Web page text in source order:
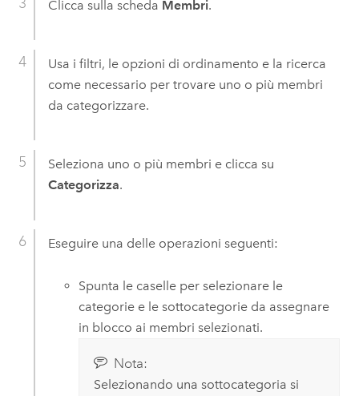
Clicca sulla scheda Membri.
Usa i filtri, le opzioni di ordinamento e la ricerca
come necessario per trovare uno o più membri
da categorizzare.
Seleziona uno o più membri e clicca su
Categorizza.
Eseguire una delle operazioni seguenti:
Spunta le caselle per selezionare le
categorie e le sottocategorie da assegnare
in blocco ai membri selezionati.
Nota:
Selezionando una sottocategoria si